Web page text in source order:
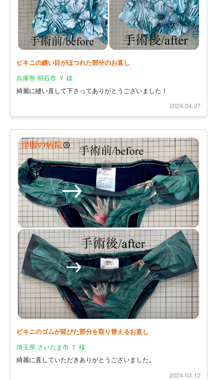
ビキニの縫い目がほつれた部分のお直し
兵庫県 明石市 Ｙ 様
綺麗に縫い直して下さってありがとうございました！
2024.04.27
ビキニのゴムが延びた部分を取り替えるお直し
埼玉県 さいたま市 Ｔ 様
綺麗に直していただきありがとうございました。
2024.03.12